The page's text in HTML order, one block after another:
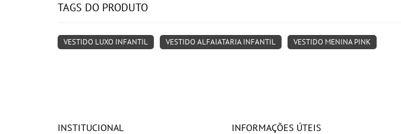
TAGS DO PRODUTO
VESTIDO LUXO INFANTIL VESTIDO ALFAIATARIA INFANTIL VESTIDO MENINA PINK
INSTITUCIONAL INFORMAÇÕES ÚTEIS